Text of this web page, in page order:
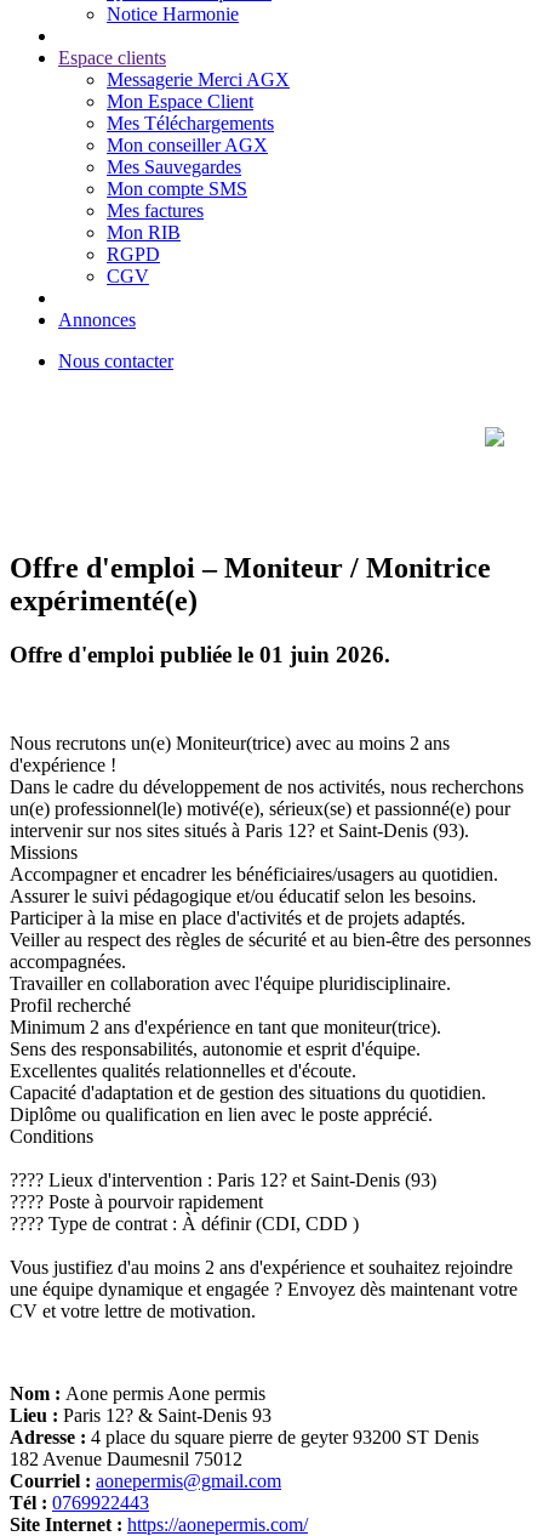
Notice Harmonie
Espace clients
Messagerie Merci AGX
Mon Espace Client
Mes Téléchargements
Mon conseiller AGX
Mes Sauvegardes
Mon compte SMS
Mes factures
Mon RIB
RGPD
CGV
Annonces
Nous contacter
Offre d'emploi – Moniteur / Monitrice
expérimenté(e)
Offre d'emploi publiée le 01 juin 2026.
Nous recrutons un(e) Moniteur(trice) avec au moins 2 ans
d'expérience !
Dans le cadre du développement de nos activités, nous recherchons
un(e) professionnel(le) motivé(e), sérieux(se) et passionné(e) pour
intervenir sur nos sites situés à Paris 12? et Saint-Denis (93).
Missions
Accompagner et encadrer les bénéficiaires/usagers au quotidien.
Assurer le suivi pédagogique et/ou éducatif selon les besoins.
Participer à la mise en place d'activités et de projets adaptés.
Veiller au respect des règles de sécurité et au bien-être des personnes
accompagnées.
Travailler en collaboration avec l'équipe pluridisciplinaire.
Profil recherché
Minimum 2 ans d'expérience en tant que moniteur(trice).
Sens des responsabilités, autonomie et esprit d'équipe.
Excellentes qualités relationnelles et d'écoute.
Capacité d'adaptation et de gestion des situations du quotidien.
Diplôme ou qualification en lien avec le poste apprécié.
Conditions
???? Lieux d'intervention : Paris 12? et Saint-Denis (93)
???? Poste à pourvoir rapidement
???? Type de contrat : À définir (CDI, CDD )
Vous justifiez d'au moins 2 ans d'expérience et souhaitez rejoindre
une équipe dynamique et engagée ? Envoyez dès maintenant votre
CV et votre lettre de motivation.
Nom : Aone permis Aone permis
Lieu : Paris 12? & Saint-Denis 93
Adresse : 4 place du square pierre de geyter 93200 ST Denis
182 Avenue Daumesnil 75012
Courriel : aonepermis@gmail.com
Tél : 0769922443
Site Internet : https://aonepermis.com/